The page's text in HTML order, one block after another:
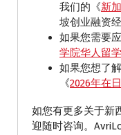
我们的《新
坡创业融资
如果您需要
学院华人留
如果您想了
《2026年在
如您有更多关于新
迎随时咨询。